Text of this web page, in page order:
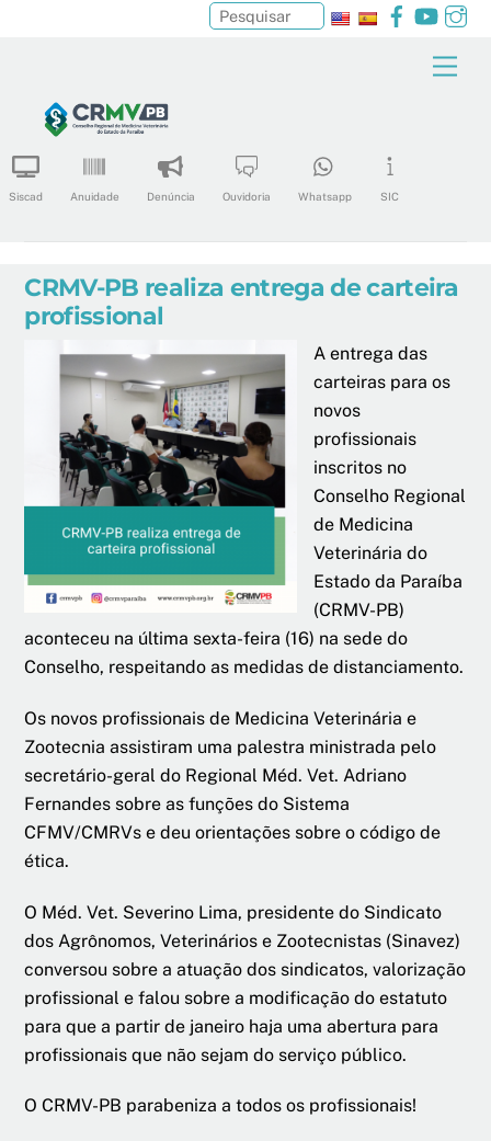
content
Facebook
Siscad Anuidade Denúncia Ouvidoria Whatsapp SIC
Pesquisar
CRMV-PB realiza entrega de carteira
profissional
A entrega das
carteiras para os
novos
profissionais
inscritos no
Conselho Regional
de Medicina
Veterinária do
Estado da Paraíba
(CRMV-PB)
aconteceu na última sexta-feira (16) na sede do
Conselho, respeitando as medidas de distanciamento.
Os novos profissionais de Medicina Veterinária e
Zootecnia assistiram uma palestra ministrada pelo
secretário-geral do Regional Méd. Vet. Adriano
Fernandes sobre as funções do Sistema
CFMV/CMRVs e deu orientações sobre o código de
ética.
O Méd. Vet. Severino Lima, presidente do Sindicato
dos Agrônomos, Veterinários e Zootecnistas (Sinavez)
conversou sobre a atuação dos sindicatos, valorização
profissional e falou sobre a modificação do estatuto
para que a partir de janeiro haja uma abertura para
profissionais que não sejam do serviço público.
O CRMV-PB parabeniza a todos os profissionais!